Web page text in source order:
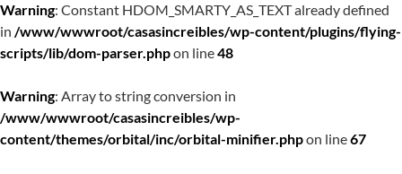
Warning: Constant HDOM_SMARTY_AS_TEXT already defined
in /www/wwwroot/casasincreibles/wp-content/plugins/flying-
scripts/lib/dom-parser.phpon line48
Warning: Array to string conversion in
/www/wwwroot/casasincreibles/wp-
content/themes/orbital/inc/orbital-minifier.phpon line67